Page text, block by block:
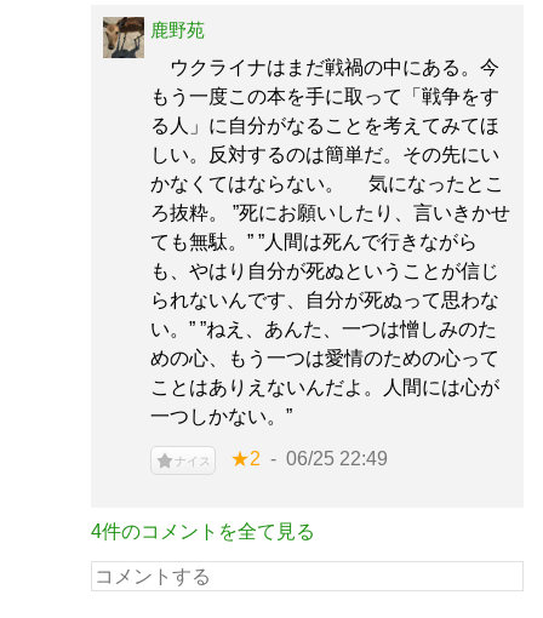
鹿野苑
ウクライナはまだ戦禍の中にある。今
もう一度この本を手に取って「戦争をす
る人」に自分がなることを考えてみてほ
しい。反対するのは簡単だ。その先にい
かなくてはならない。 気になったとこ
ろ抜粋。 ”死にお願いしたり、言いきかせ
ても無駄。” ”人間は死んで行きながら
も、やはり自分が死ぬということが信じ
られないんです、自分が死ぬって思わな
い。” ”ねえ、あんた、一つは憎しみのた
めの心、もう一つは愛情のための心って
ことはありえないんだよ。人間には心が
一つしかない。”
ナイス ★2 06/25 22:49
4件のコメントを全て見る